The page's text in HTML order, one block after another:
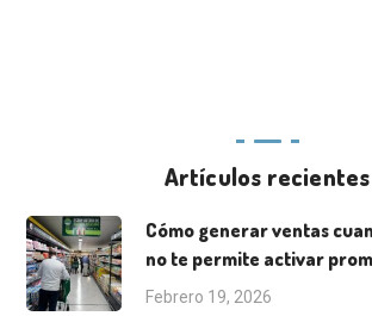
Artículos recientes
Cómo generar ventas
no te permite activar
Febrero 19, 2026